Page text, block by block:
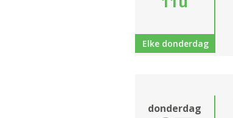
Elke donderdag
donderdag